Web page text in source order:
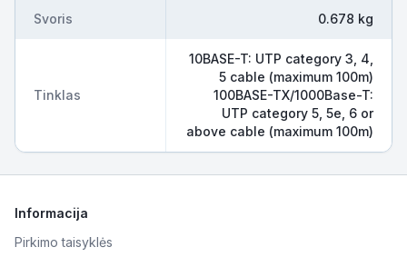
Svoris 0.678 kg
Tinklas
10BASE-T: UTP category 3, 4,
5 cable (maximum 100m)
100BASE-TX/1000Base-T:
UTP category 5, 5e, 6 or
above cable (maximum 100m)
Informacija
Pirkimo taisyklės